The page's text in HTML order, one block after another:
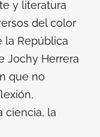
y literatura
del color
la República
Jochy Herrera
que no
ciencia, la